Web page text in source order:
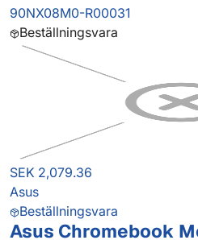
90NX08M0-R00031
Beställningsvara
SEK 2,079.36
Asus
Beställningsvara
Asus Chromebook